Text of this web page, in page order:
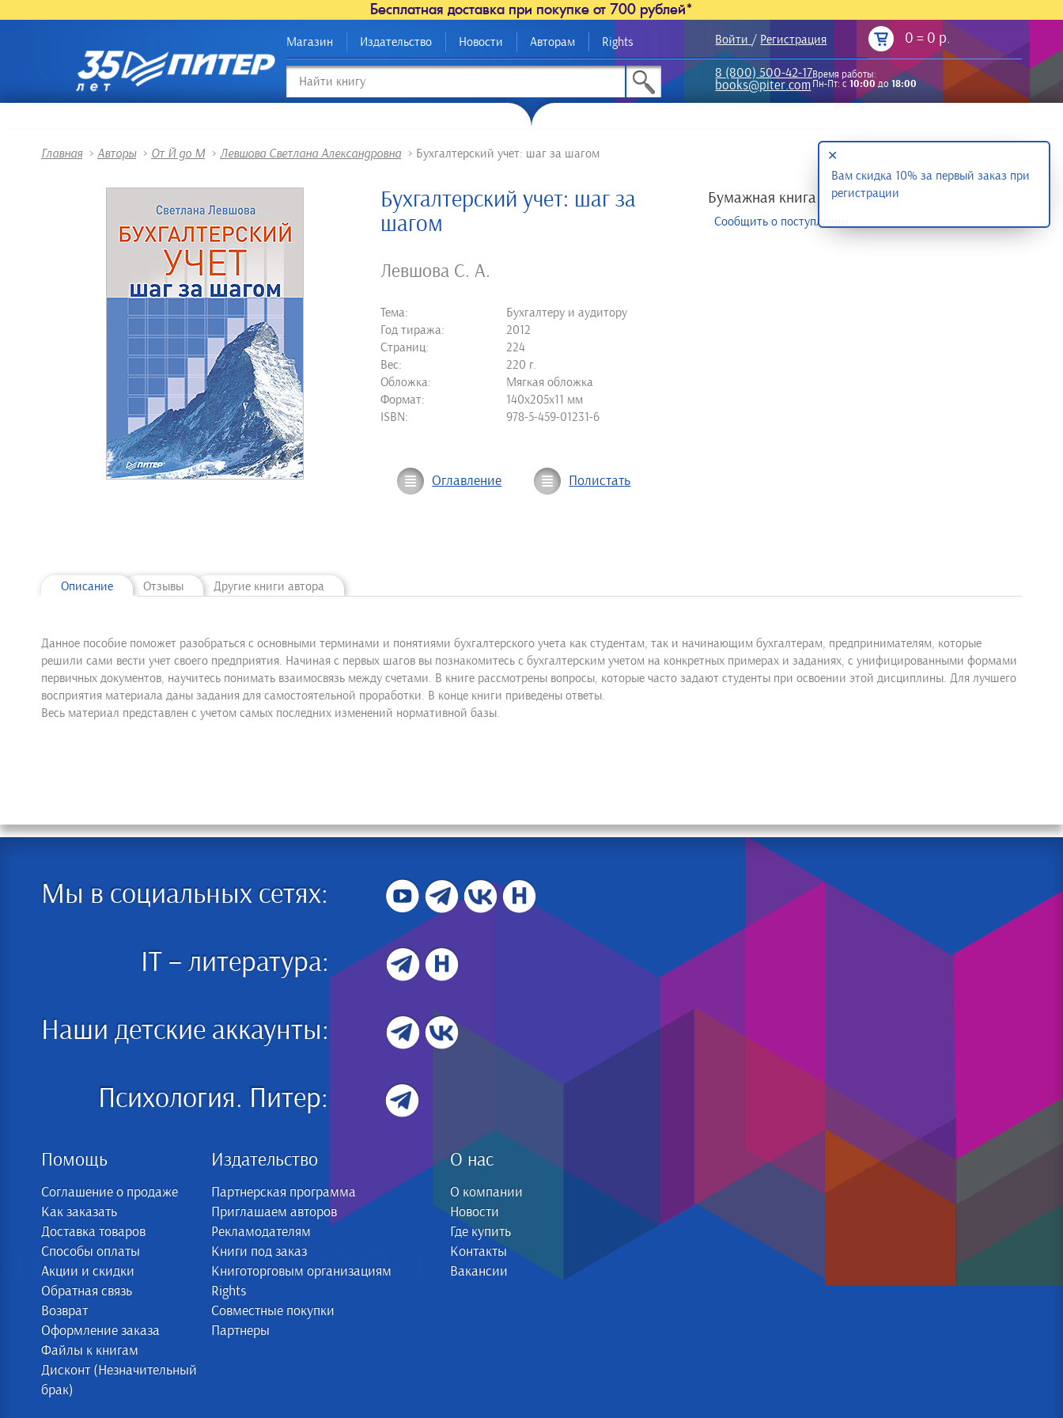
Бесплатная доставка при покупке от 700 рублей*
Магазин Издательство Новости Авторам Rights Войти / Регистрация 0 = 0 р.
8 (800) 500-42-17
books@piter.com
Время работы:
Пн-Пт: с10:00до18:00
Главная > Авторы > От Й до М > Левшова Светлана Александровна > Бухгалтерский учет: шаг за шагом
Бухгалтерский учет: шаг за
шагом
Левшова С. А.
Тема:
Бухгалтеру и аудитору
Год тиража:
2012
Страниц:
224
Вес:
220 г.
Обложка:
Мягкая обложка
Формат:
140х205х11 мм
ISBN:
978-5-459-01231-6
Бумажная книга
Сообщить о поступлении
Оглавление Полистать
Описание Отзывы Другие книги автора
Данное пособие поможет разобраться с основными терминами и понятиями бухгалтерского учета как студентам, так и начинающим бухгалтерам, предпринимателям, которые
решили сами вести учет своего предприятия. Начиная с первых шагов вы познакомитесь с бухгалтерским учетом на конкретных примерах и заданиях, с унифицированными формами
первичных документов, научитесь понимать взаимосвязь между счетами. В книге рассмотрены вопросы, которые часто задают студенты при освоении этой дисциплины. Для лучшего
восприятия материала даны задания для самостоятельной проработки. В конце книги приведены ответы.
Весь материал представлен с учетом самых последних изменений нормативной базы.
Мы в социальных сетях:
IT – литература:
Наши детские аккаунты:
Психология. Питер:
Помощь
Соглашение о продаже
Как заказать
Доставка товаров
Способы оплаты
Акции и скидки
Обратная связь
Возврат
Оформление заказа
Файлы к книгам
Дисконт (Незначительный
брак)
Издательство
Партнерская программа
Приглашаем авторов
Рекламодателям
Книги под заказ
Книготорговым организациям
Rights
Совместные покупки
Партнеры
О нас
О компании
Новости
Где купить
Контакты
Вакансии
Вам скидка 10% за первый заказ при
регистрации
✕